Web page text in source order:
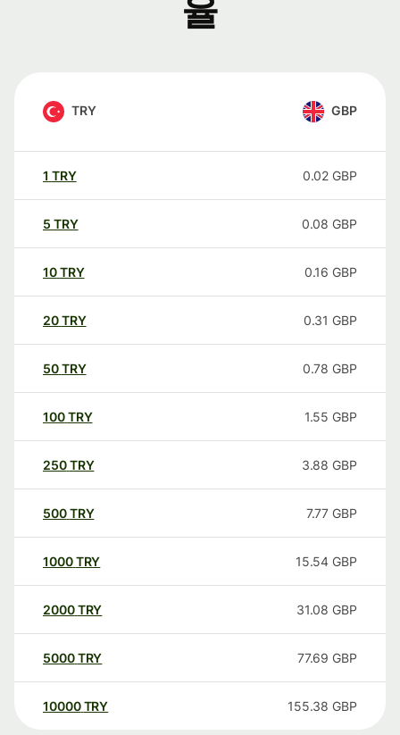
율
TRY GBP
1 TRY 0.02 GBP
5 TRY 0.08 GBP
10TRY 0.16 GBP
20TRY 0.31 GBP
50TRY 0.78 GBP
100TRY 1.55 GBP
250TRY 3.88 GBP
500TRY 7.77 GBP
1000TRY 15.54 GBP
2000TRY 31.08 GBP
5000TRY 77.69 GBP
10000 TRY 155.38 GBP